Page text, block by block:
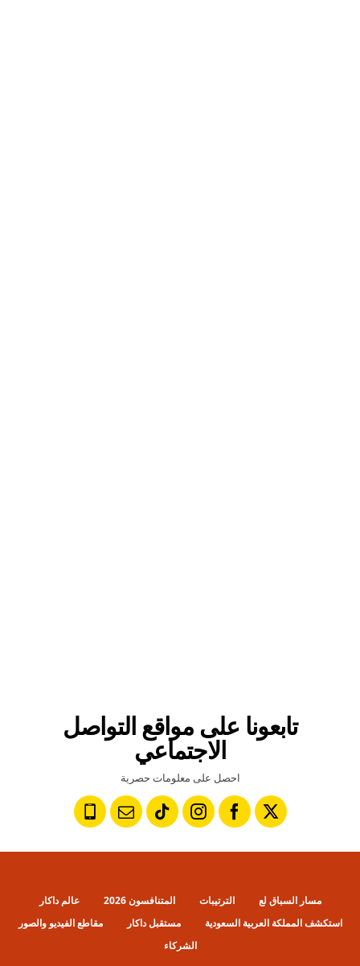
تابعونا على مواقع التواصل
الاجتماعي
احصل على معلومات حصرية
مسار السباق لع الترتيبات المتنافسون 2026
عالم داكار
استكشف المملكة العربية السعودية
مستقبل داكار
مقاطع الفيديو والصور
الشركاء